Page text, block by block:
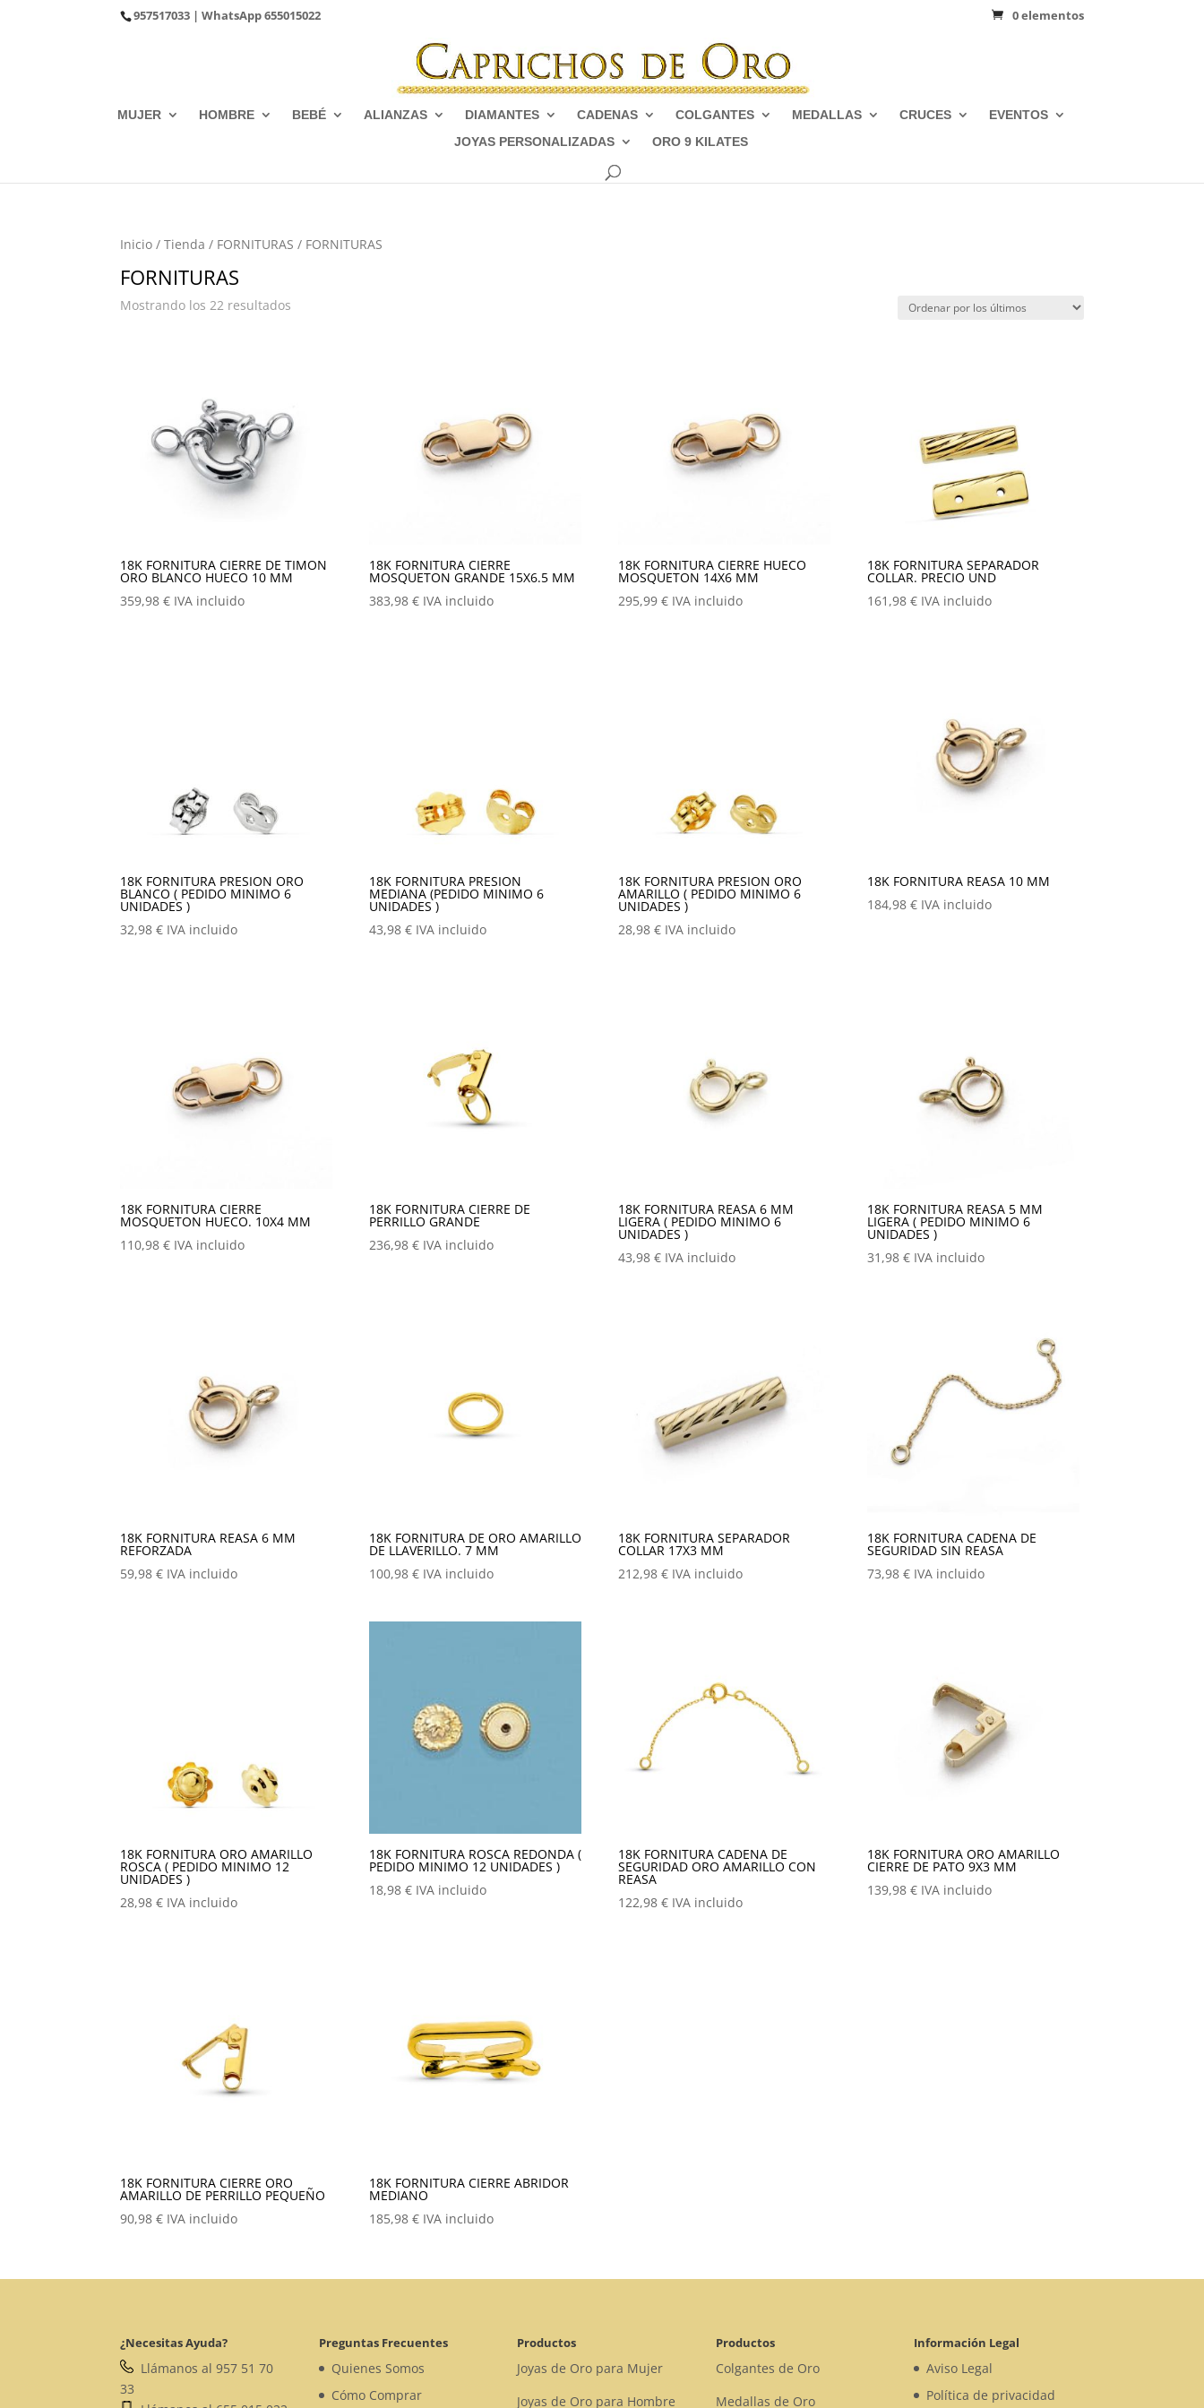
957517033 | WhatsApp655015022 0 elementos
MUJER HOMBRE BEBÉ ALIANZAS DIAMANTES CADENAS COLGANTES MEDALLAS CRUCES
EVENTOS
JOYAS PERSONALIZADAS
ORO 9 KILATES
Inicio /Tienda / FORNITURAS / FORNITURAS
FORNITURAS
Mostrando los 22 resultados
18K FORNITURA CIERRE DE TIMON
ORO BLANCO HUECO 10 MM
359,98€ IVA incluido
18K FORNITURA CIERRE
MOSQUETON GRANDE 15X6.5 MM
383,98€ IVA incluido
18K FORNITURA CIERRE HUECO
MOSQUETON 14X6 MM
295,99€ IVA incluido
18K FORNITURA SEPARADOR
COLLAR. PRECIO UND
161,98€ IVA incluido
18K FORNITURA PRESION ORO
BLANCO ( PEDIDO MINIMO 6
UNIDADES )
32,98€ IVA incluido
18K FORNITURA PRESION
MEDIANA (PEDIDO MINIMO 6
UNIDADES )
43,98€ IVA incluido
18K FORNITURA PRESION ORO
AMARILLO ( PEDIDO MINIMO 6
UNIDADES )
28,98€ IVA incluido
18K FORNITURA REASA 10 MM
184,98€ IVA incluido
18K FORNITURA CIERRE
MOSQUETON HUECO. 10X4 MM
110,98€ IVA incluido
18K FORNITURA CIERRE DE
PERRILLO GRANDE
236,98€ IVA incluido
18K FORNITURA REASA 6 MM
LIGERA ( PEDIDO MINIMO 6
UNIDADES )
43,98€ IVA incluido
18K FORNITURA REASA 5 MM
LIGERA ( PEDIDO MINIMO 6
UNIDADES )
31,98€ IVA incluido
18K FORNITURA REASA 6 MM
REFORZADA
59,98€ IVA incluido
18K FORNITURA DE ORO AMARILLO
DE LLAVERILLO. 7 MM
100,98€ IVA incluido
18K FORNITURA SEPARADOR
COLLAR 17X3 MM
212,98€ IVA incluido
18K FORNITURA CADENA DE
SEGURIDAD SIN REASA
73,98€ IVA incluido
18K FORNITURA ORO AMARILLO
ROSCA ( PEDIDO MINIMO 12
UNIDADES )
28,98€ IVA incluido
18K FORNITURA ROSCA REDONDA (
PEDIDO MINIMO 12 UNIDADES )
18,98€ IVA incluido
18K FORNITURA CADENA DE
SEGURIDAD ORO AMARILLO CON
REASA
122,98€ IVA incluido
18K FORNITURA ORO AMARILLO
CIERRE DE PATO 9X3 MM
139,98€ IVA incluido
18K FORNITURA CIERRE ORO
AMARILLO DE PERRILLO PEQUEÑO
90,98€ IVA incluido
18K FORNITURA CIERRE ABRIDOR
MEDIANO
185,98€ IVA incluido
¿Necesitas Ayuda?
Llámanos al 957 51 70
33
Preguntas Frecuentes
Quienes Somos
Cómo Comprar
Productos
Joyas de Oro para Mujer
Joyas de Oro para Hombre
Productos
Colgantes de Oro
Medallas de Oro
Información Legal
Aviso Legal
Política de privacidad